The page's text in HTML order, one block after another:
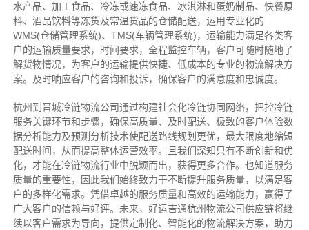
水产品、加工食品、冷冻或速冻食品、冰淇淋和蛋奶制品、快餐原
料、酒品饮料等冻货及常温货品的仓储配送，运用专业化的
WMS(仓储管理系统)、TMS(车辆管理系统)，运输能力满足各类客
户的运输质量要求，时间要求，全程监控车辆，客户可随时随地了
解货物情况，为客户的运输提供快捷、低成本的专业的物流解决方
案。及时响应客户的咨询和投诉，确保客户的满意度和忠诚度。
杭州到晋城冷链物流公司通过构建社会化冷链协同网络，把控冷链
服务关键环节和步骤，确保高质量、及时配送、极致的客户体验数
据分析能力及预测分析技术使配送路线规划更优，最大限度地缩短
配送时间，从而提高整体运营效率。且 我们深知 只有不断创新和优
化，才能在冷链物流行业中脱颖而出，获得更多合作。也知道服务
质量的重要性，因此我们始终致力于不断提升服务质量，以满足客
户的多样化需求。 凭借卓越的服务质量和高效的运输能力，赢得了
广大客户的信赖与好评。 未来，好运吉通杭州物流公司供应链将继
续以客户需求为导向，提供定制化、智能化的物流解决方案，助力